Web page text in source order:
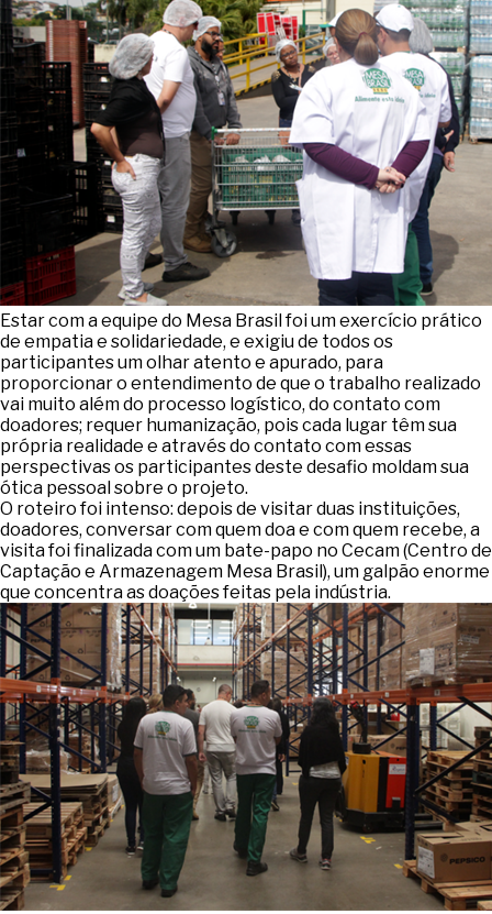
Estar com a equipe do Mesa Brasil foi um exercício prático
de empatia e solidariedade, e exigiu de todos os
participantes um olhar atento e apurado, para
proporcionar o entendimento de que o trabalho realizado
vai muito além do processo logístico, do contato com
doadores; requer humanização, pois cada lugar têm sua
própria realidade e através do contato com essas
perspectivas os participantes deste desafio moldam sua
ótica pessoal sobre o projeto.
O roteiro foi intenso: depois de visitar duas instituições,
doadores, conversar com quem doa e com quem recebe, a
visita foi finalizada com um bate-papo no Cecam (Centro de
Captação e Armazenagem Mesa Brasil), um galpão enorme
que concentra as doações feitas pela indústria.